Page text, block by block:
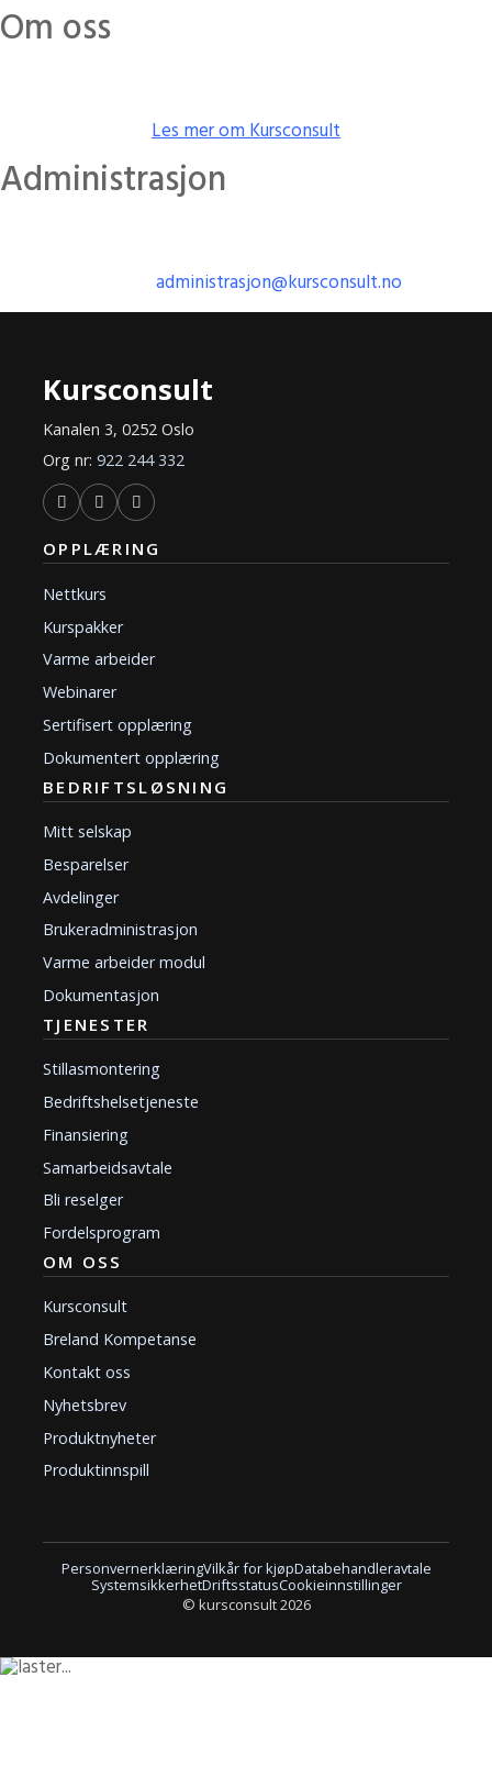
Om oss
Les mer om Kursconsult
Administrasjon
administrasjon@kursconsult.no
Kursconsult
Kanalen 3, 0252 Oslo
Org nr: 922 244 332
OPPLÆRING
Nettkurs
Kurspakker
Varme arbeider
Webinarer
Sertifisert opplæring
Dokumentert opplæring
BEDRIFTSLØSNING
Mitt selskap
Besparelser
Avdelinger
Brukeradministrasjon
Varme arbeider modul
Dokumentasjon
TJENESTER
Stillasmontering
Bedriftshelsetjeneste
Finansiering
Samarbeidsavtale
Bli reselger
Fordelsprogram
OM OSS
Kursconsult
Breland Kompetanse
Kontakt oss
Nyhetsbrev
Produktnyheter
Produktinnspill
PersonvernerklæringVilkår for kjøpDatabehandleravtale
SystemsikkerhetDriftsstatusCookieinnstillinger
© kursconsult 2026